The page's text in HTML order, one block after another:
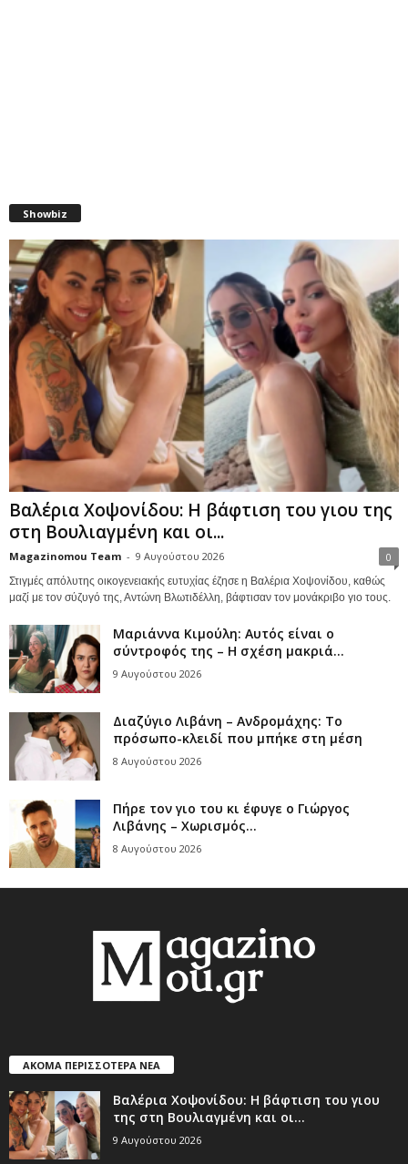
Showbiz
Βαλέρια Χοψονίδου: Η βάφτιση του γιου της
στη Βουλιαγμένη και οι...
Magazinomou Team - 9 Αυγούστου 2026 0
Στιγμές απόλυτης οικογενειακής ευτυχίας έζησε η Βαλέρια Χοψονίδου, καθώς
μαζί με τον σύζυγό της, Αντώνη Βλωτιδέλλη, βάφτισαν τον μονάκριβο γιο τους.
Μαριάννα Κιμούλη: Αυτός είναι ο
σύντροφός της – Η σχέση μακριά...
9 Αυγούστου 2026
Διαζύγιο Λιβάνη – Ανδρομάχης: Το
πρόσωπο-κλειδί που μπήκε στη μέση
8 Αυγούστου 2026
Πήρε τον γιο του κι έφυγε ο Γιώργος
Λιβάνης – Χωρισμός...
8 Αυγούστου 2026
ΑΚΟΜΑ ΠΕΡΙΣΣΟΤΕΡΑ ΝΕΑ
Βαλέρια Χοψονίδου: Η βάφτιση του γιου
της στη Βουλιαγμένη και οι...
9 Αυγούστου 2026